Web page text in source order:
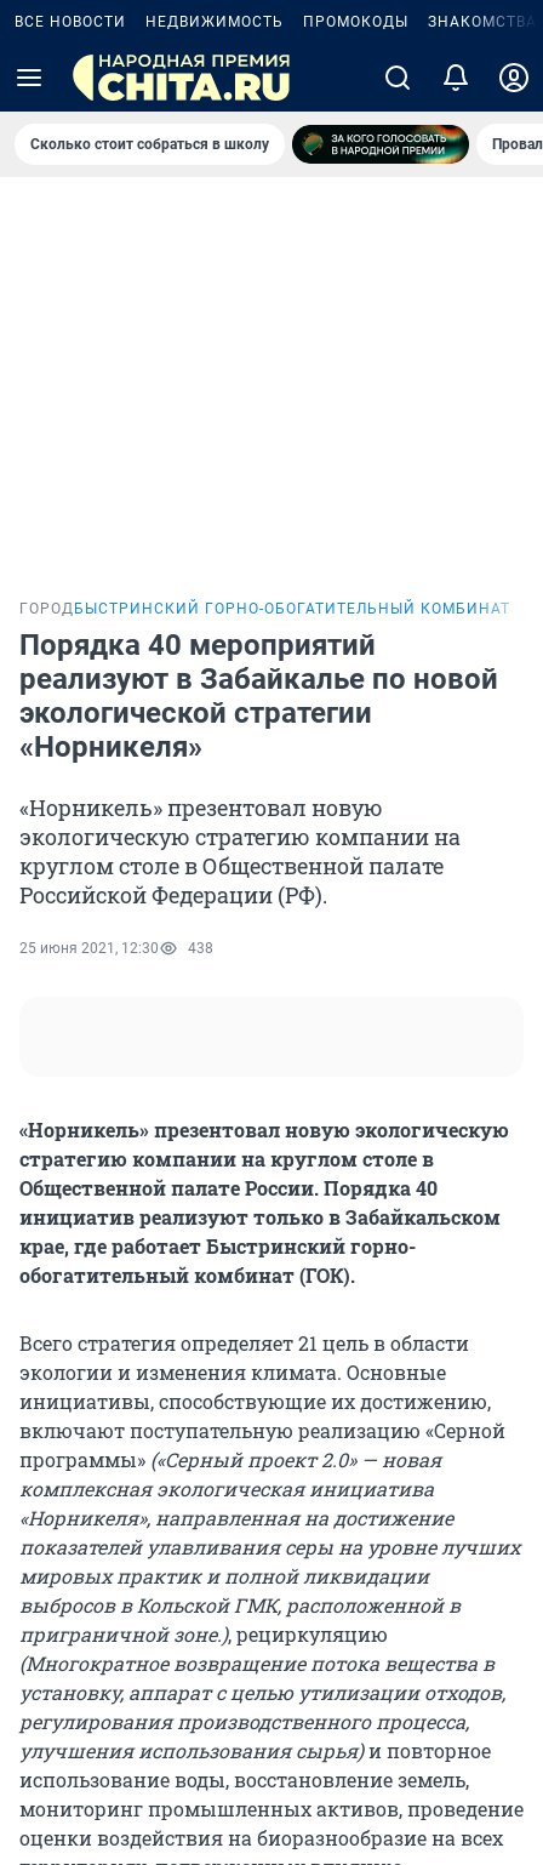
ВСЕ НОВОСТИ НЕДВИЖИМОСТЬ ПРОМОКОДЫ ЗНАКОМСТВА
Сколько стоит собраться в школу
ГОРОД БЫСТРИНСКИЙ ГОРНО-ОБОГАТИТЕЛЬНЫЙ КОМБИНАТ
Порядка 40 мероприятий
реализуют в Забайкалье по новой
экологической стратегии
«Норникеля»
«Норникель» презентовал новую
экологическую стратегию компании на
круглом столе в Общественной палате
Российской Федерации (РФ).
25 июня 2021, 12:30 438
«Норникель» презентовал новую экологическую
стратегию компании на круглом столе в
Общественной палате России. Порядка 40
инициатив реализуют только в Забайкальском
крае, где работает Быстринский горно-
обогатительный комбинат (ГОК).
Всего стратегия определяет 21 цель в области
экологии и изменения климата. Основные
инициативы, способствующие их достижению,
включают поступательную реализацию «Серной
программы» («Серный проект 2.0» — новая
комплексная экологическая инициатива
«Норникеля», направленная на достижение
показателей улавливания серы на уровне лучших
мировых практик и полной ликвидации
выбросов в Кольской ГМК, расположенной в
приграничной зоне.), рециркуляцию
(Многократное возвращение потока вещества в
установку, аппарат с целью утилизации отходов,
регулирования производственного процесса,
улучшения использования сырья)и повторное
использование воды, восстановление земель,
мониторинг промышленных активов, проведение
оценки воздействия на биоразнообразие на всех